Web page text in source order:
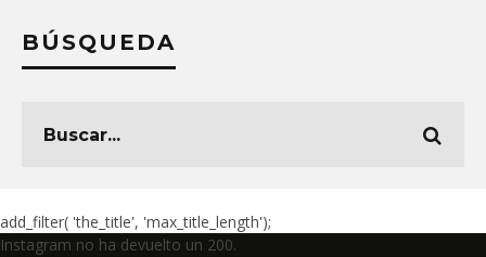
BÚSQUEDA
add_filter( 'the_title', 'max_title_length');
Instagram no ha devuelto un 200.